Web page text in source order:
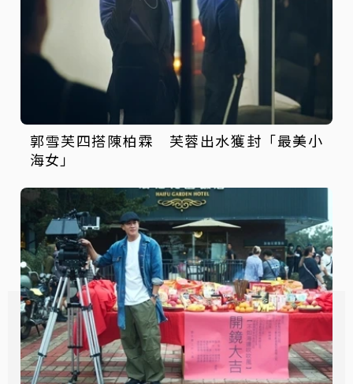
郭雪芙四搭陳柏霖 芙蓉出水獲封「最美小
海女」